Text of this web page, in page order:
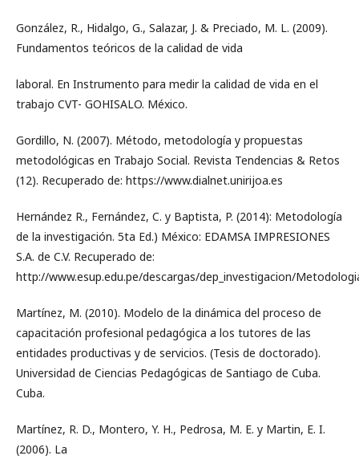
González, R., Hidalgo, G., Salazar, J. & Preciado, M. L. (2009).
Fundamentos teóricos de la calidad de vida
laboral. En Instrumento para medir la calidad de vida en el
trabajo CVT- GOHISALO. México.
Gordillo, N. (2007). Método, metodología y propuestas
metodológicas en Trabajo Social. Revista Tendencias & Retos
(12). Recuperado de: https://www.dialnet.unirijoa.es
Hernández R., Fernández, C. y Baptista, P. (2014): Metodología
de la investigación. 5ta Ed.) México: EDAMSA IMPRESIONES
S.A. de C.V. Recuperado de:
http://www.esup.edu.pe/descargas/dep_investigacion/
Martínez, M. (2010). Modelo de la dinámica del proceso de
capacitación profesional pedagógica a los tutores de las
entidades productivas y de servicios. (Tesis de doctorado).
Universidad de Ciencias Pedagógicas de Santiago de Cuba.
Cuba.
Martínez, R. D., Montero, Y. H., Pedrosa, M. E. y Martin, E. I.
(2006). La